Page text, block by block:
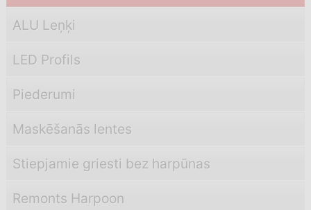
ALU Leņķi
LED Profils
Piederumi
Maskēšanās lentes
Stiepjamie griesti bez harpūnas
Remonts Harpoon